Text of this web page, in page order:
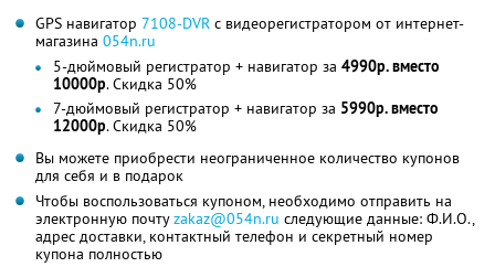
GPS навигатор 7108-DVR с видеорегистратором от интернет-
магазина 054n.ru
5-дюймовый регистратор + навигатор за 4990р. вместо
10000р. Скидка 50%
7-дюймовый регистратор + навигатор за 5990р. вместо
12000р. Скидка 50%
Вы можете приобрести неограниченное количество купонов
для себя и в подарок
Чтобы воспользоваться купоном, необходимо отправить на
электронную почтуzakaz@054n.ru следующие данные: Ф.И.О.,
адрес доставки, контактный телефон и секретный номер
купона полностью